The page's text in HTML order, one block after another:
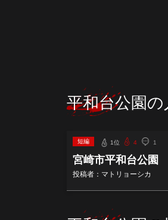
平和台公園の
短編 1位 4 1
宮崎市平和台公園
投稿者：マトリョーシカ